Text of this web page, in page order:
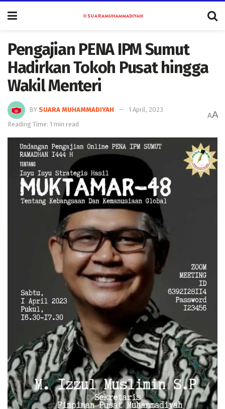
Pengajian PENA IPM Sumut
Hadirkan Tokoh Pusat hingga
Wakil Menteri
BY SUARA MUHAMMADIYAH
1 April, 2023
Reading Time: 1 min read
AA